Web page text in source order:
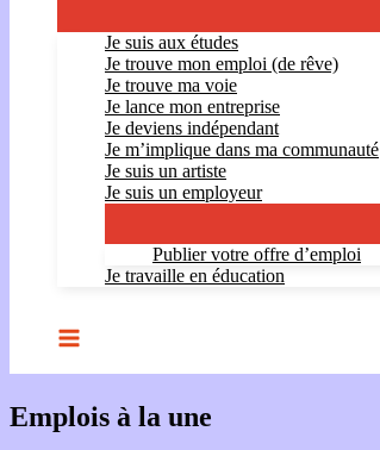
Je suis aux études
Je trouve mon emploi (de rêve)
Je trouve ma voie
Je lance mon entreprise
Je deviens indépendant
Je m’implique dans ma communauté
Je suis un artiste
Je suis un employeur
Publier votre offre d’emploi
Je travaille en éducation
Emplois à la une